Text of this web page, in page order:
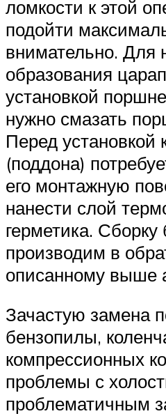
ломкости к этой
подойти
внимательно. Для
образования
установкой
нужно смазать
Перед установкой
(поддона)
его монтажную
нанести слой
герметика.
производим в
описанному выше
Зачастую замена
бензопилы,
компрессионных
проблемы с
проблематичным